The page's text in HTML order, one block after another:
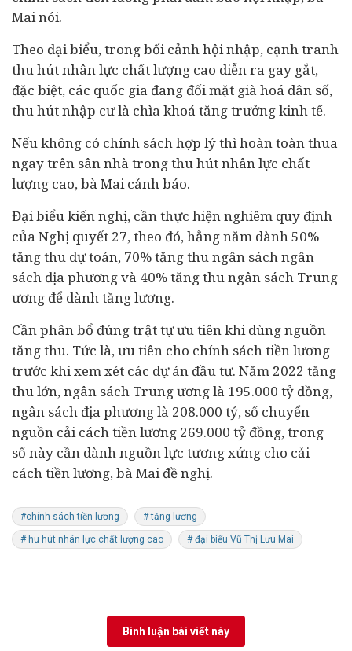
Mai nói.
Theo đại biểu, trong bối cảnh hội nhập, cạnh tranh
thu hút nhân lực chất lượng cao diễn ra gay gắt,
đặc biệt, các quốc gia đang đối mặt già hoá dân số,
thu hút nhập cư là chìa khoá tăng trưởng kinh tế.
Nếu không có chính sách hợp lý thì hoàn toàn thua
ngay trên sân nhà trong thu hút nhân lực chất
lượng cao, bà Mai cảnh báo.
Đại biểu kiến nghị, cần thực hiện nghiêm quy định
của Nghị quyết 27, theo đó, hằng năm dành 50%
tăng thu dự toán, 70% tăng thu ngân sách ngân
sách địa phương và 40% tăng thu ngân sách Trung
ương để dành tăng lương.
Cần phân bổ đúng trật tự ưu tiên khi dùng nguồn
tăng thu. Tức là, ưu tiên cho chính sách tiền lương
trước khi xem xét các dự án đầu tư. Năm 2022 tăng
thu lớn,ngân sách Trung ươnglà 195.000 tỷ đồng,
ngân sách địa phương là 208.000 tỷ, số chuyển
nguồn cải cách tiền lương 269.000 tỷ đồng, trong
số này cần dành nguồn lực tương xứng cho cải
cách tiền lương, bà Mai đề nghị.
#chính sách tiền lương # tăng lương
# hu hút nhân lực chất lượng cao # đại biểu Vũ Thị Lưu Mai
Bình luận bài viết này